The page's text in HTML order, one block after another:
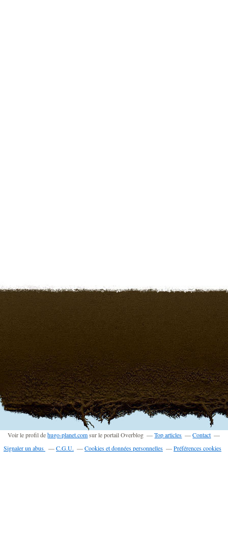
Voir le profil dehugo-planet.comsur le portail Overblog Top articles
Contact
Signaler un abus
C.G.U. Cookies et données personnelles Préférences cookies